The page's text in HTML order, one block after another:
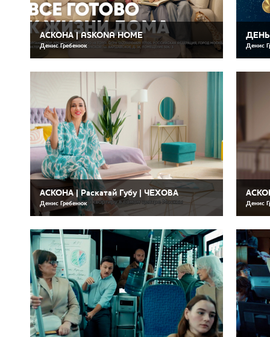
АСКОНА | ASKONA HOME
Денис Гребенюк
ДЕНЬ
Денис
АСКОНА | Раскатай Губу | ЧЕХОВА
Денис Гребенюк Денис